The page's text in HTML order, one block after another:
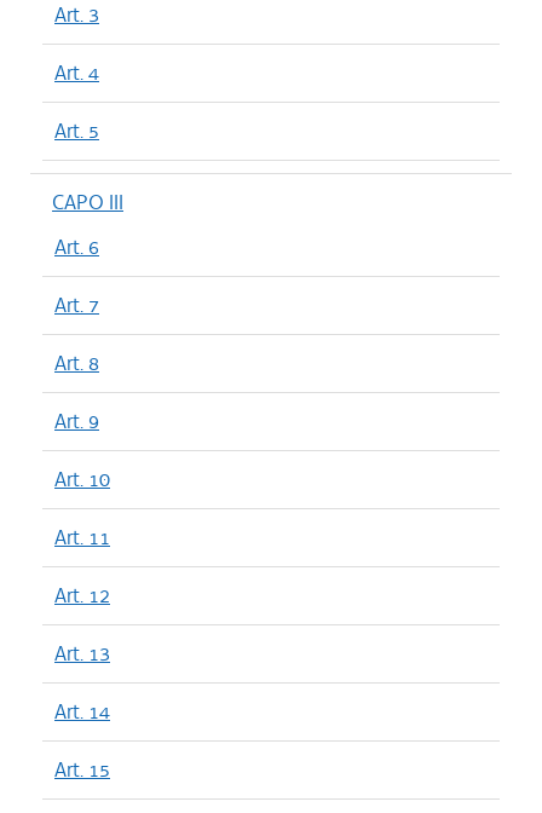
Art. 3
Art. 4
Art. 5
CAPO III
Art. 6
Art. 7
Art. 8
Art. 9
Art. 10
Art. 11
Art. 12
Art. 13
Art. 14
Art. 15